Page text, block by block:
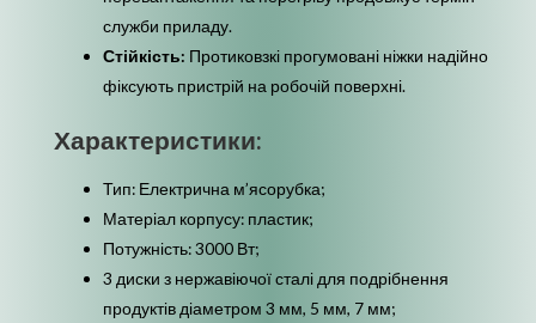
служби приладу.
Стійкість: Протиковзкі прогумовані ніжки надійно
фіксують пристрій на робочій поверхні.
Характеристики:
Тип: Електрична м’ясорубка;
Матеріал корпусу: пластик;
Потужність: 3000 Вт;
3 диски з нержавіючої сталі для подрібнення
продуктів діаметром 3 мм, 5 мм, 7 мм;